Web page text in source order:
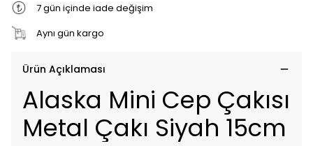
7 gün içinde iade değişim
Aynı gün kargo
Ürün Açıklaması
Alaska Mini Cep Çakısı
Metal Çakı Siyah 15cm